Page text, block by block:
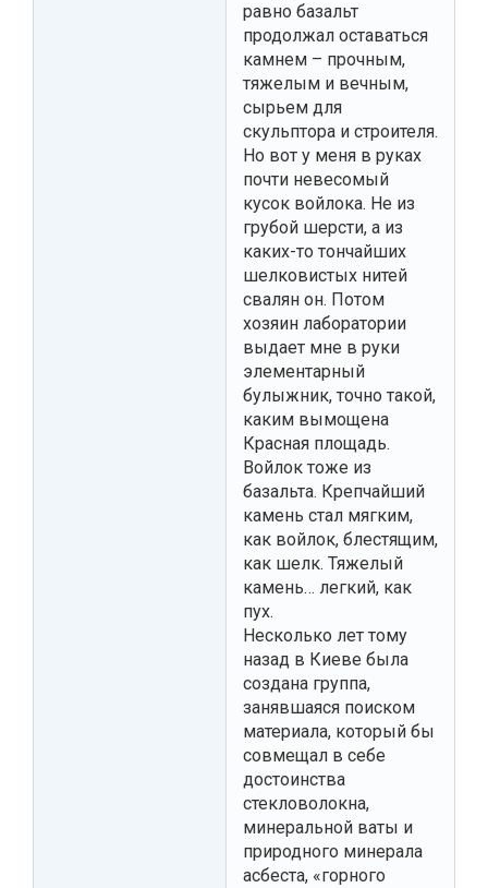
равно базальт
продолжал оставаться
камнем – прочным,
тяжелым и вечным,
сырьем для
скульптора и строителя.
Но вот у меня в руках
почти невесомый
кусок войлока. Не из
грубой шерсти, а из
каких-то тончайших
шелковистых нитей
свалян он. Потом
хозяин лаборатории
выдает мне в руки
элементарный
булыжник, точно такой,
каким вымощена
Красная площадь.
Войлок тоже из
базальта. Крепчайший
камень стал мягким,
как войлок, блестящим,
как шелк. Тяжелый
камень… легкий, как
пух.
Несколько лет тому
назад в Киеве была
создана группа,
занявшаяся поиском
материала, который бы
совмещал в себе
достоинства
стекловолокна,
минеральной ваты и
природного минерала
асбеста, «горного